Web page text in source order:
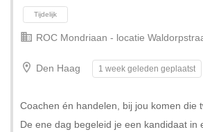
ROC Mondriaan - locatie
Den Haag 1 week geleden geplaatst
Coachen én handelen, bij jou komen die
De ene dag begeleid je een kandidaat in